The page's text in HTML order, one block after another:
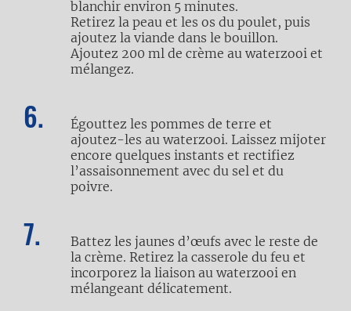
blanchir environ 5 minutes.
Retirez la peau et les os du poulet, puis
ajoutez la viande dans le bouillon.
Ajoutez 200 ml de crème au waterzooi et
mélangez.
Égouttez les pommes de terre et
ajoutez-les au waterzooi. Laissez mijoter
encore quelques instants et rectifiez
l’assaisonnement avec du sel et du
poivre.
Battez les jaunes d’œufs avec le reste de
la crème. Retirez la casserole du feu et
incorporez la liaison au waterzooi en
mélangeant délicatement.